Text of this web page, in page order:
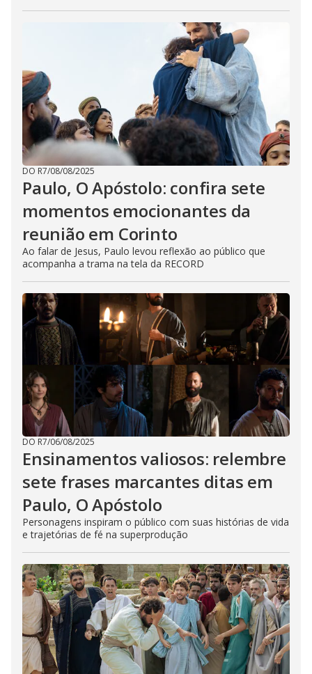
DO R7/08/08/2025
Paulo, O Apóstolo: confira sete
momentos emocionantes da
reunião em Corinto
Ao falar de Jesus, Paulo levou reflexão ao público que
acompanha a trama na tela da RECORD
DO R7/06/08/2025
Ensinamentos valiosos: relembre
sete frases marcantes ditas em
Paulo, O Apóstolo
Personagens inspiram o público com suas histórias de vida
e trajetórias de fé na superprodução